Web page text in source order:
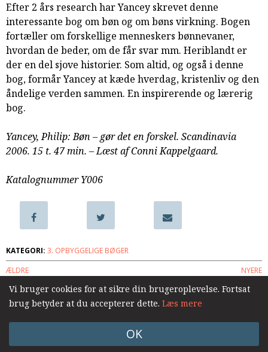
til
udlån
6.0:
Bibelen
7.0:
Arrangementer
7.1:
Sommerstævne
7.2:
Nordisk
samarbejde
8.0:
Støt
9.0:
Links
Næste
indlæg:
Den
kendte.
At
gribe
efter
en
indlæg:
Efter 2 års research har Yancey skrevet denne
interessante bog om bøn og om bøns virkning. Bogen
fortæller om forskellige menneskers bønnevaner,
hvordan de beder, om de får svar mm. Heriblandt er
der en del sjove historier. Som altid, og også i denne
bog, formår Yancey at kæde hverdag, kristenliv og den
åndelige verden sammen. En inspirerende og lærerig
bog.
Yancey, Philip: Bøn – gør det en forskel. Scandinavia
2006. 15 t. 47 min. – Læst af Conni Kappelgaard.
Katalognummer Y006
KATEGORI: 3. OPBYGGELIGE BØGER
ÆLDRE
NYERE
Log ind
Vi bruger cookies for at sikre din brugeroplevelse. Fortsat
brug betyder at du accepterer dette. Læs mere
OK